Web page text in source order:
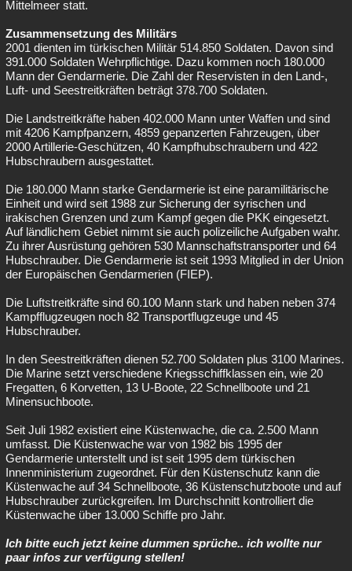
Mittelmeer statt.
Zusammensetzung des Militärs
2001 dienten im türkischen Militär 514.850 Soldaten. Davon sind
391.000 Soldaten Wehrpflichtige. Dazu kommen noch 180.000
Mann der Gendarmerie. Die Zahl der Reservisten in den Land-,
Luft- und Seestreitkräften beträgt 378.700 Soldaten.
Die Landstreitkräfte haben 402.000 Mann unter Waffen und sind
mit 4206 Kampfpanzern, 4859 gepanzerten Fahrzeugen, über
2000 Artillerie-Geschützen, 40 Kampfhubschraubern und 422
Hubschraubern ausgestattet.
Die 180.000 Mann starke Gendarmerie ist eine paramilitärische
Einheit und wird seit 1988 zur Sicherung der syrischen und
irakischen Grenzen und zum Kampf gegen die PKK eingesetzt.
Auf ländlichem Gebiet nimmt sie auch polizeiliche Aufgaben wahr.
Zu ihrer Ausrüstung gehören 530 Mannschaftstransporter und 64
Hubschrauber. Die Gendarmerie ist seit 1993 Mitglied in der Union
der Europäischen Gendarmerien (FIEP).
Die Luftstreitkräfte sind 60.100 Mann stark und haben neben 374
Kampfflugzeugen noch 82 Transportflugzeuge und 45
Hubschrauber.
In den Seestreitkräften dienen 52.700 Soldaten plus 3100 Marines.
Die Marine setzt verschiedene Kriegsschiffklassen ein, wie 20
Fregatten, 6 Korvetten, 13 U-Boote, 22 Schnellboote und 21
Minensuchboote.
Seit Juli 1982 existiert eine Küstenwache, die ca. 2.500 Mann
umfasst. Die Küstenwache war von 1982 bis 1995 der
Gendarmerie unterstellt und ist seit 1995 dem türkischen
Innenministerium zugeordnet. Für den Küstenschutz kann die
Küstenwache auf 34 Schnellboote, 36 Küstenschutzboote und auf
Hubschrauber zurückgreifen. Im Durchschnitt kontrolliert die
Küstenwache über 13.000 Schiffe pro Jahr.
Ich bitte euch jetzt keine dummen sprüche.. ich wollte nur
paar infos zur verfügung stellen!